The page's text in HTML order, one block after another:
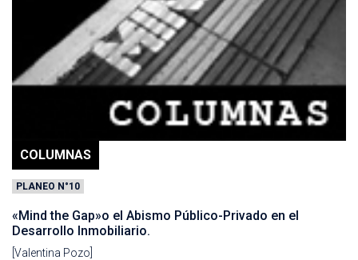
COLUMNAS
PLANEO N°10
«Mind the Gap»o el Abismo Público-Privado en el
Desarrollo Inmobiliario.
[Valentina Pozo]